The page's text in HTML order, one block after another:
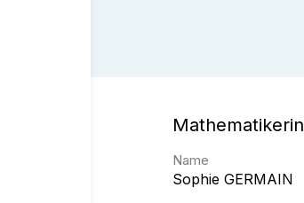
Mathematikerin
Name
Sophie GERMAIN